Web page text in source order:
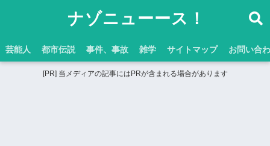
ナゾニューース！
芸能人 都市伝説 事件、事故 雑学 サイトマップ お問い合
[PR] 当メディアの記事にはPRが含まれる場合があります